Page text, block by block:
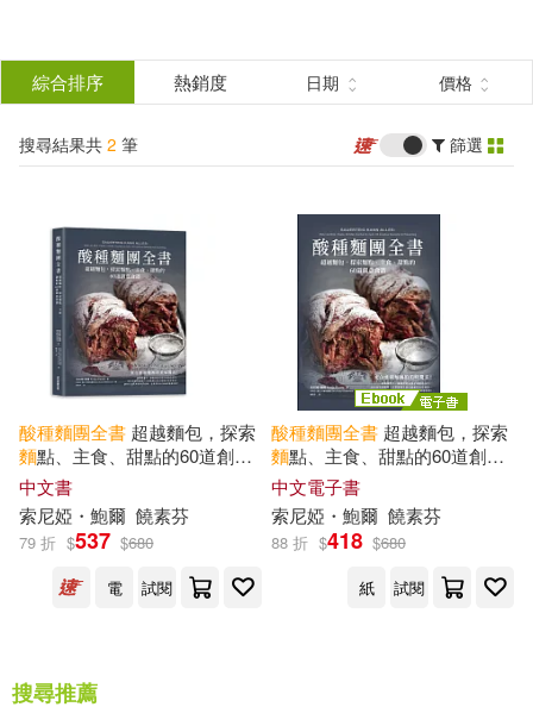
結
分類 (單選)
所有商品(2) 圖書(1)
電子書(1)
作者 (可複選)
索尼婭・鮑爾(2)
出版社 (可複選)
綜合排序 熱銷度 日期 價格
搜尋結果共 2 筆 篩選
酸種麵團全書 超越麵包，探索
麵點、主食、甜點的60道創意
食譜
中文書
索尼婭・鮑爾 饒素芬
79 折 $537 $680
電
試閱
酸種麵團全書 超越麵包，探索
麵點、主食、甜點的60道創意
食譜 (電子書)
中文電子書
索尼婭・鮑爾 饒素芬
88 折 $418 $680
紙
試閱
搜尋推薦